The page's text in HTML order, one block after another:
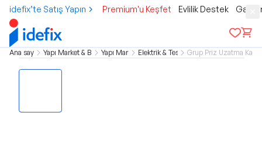
idefix’te Satış Yapın Premium'u Keşfet Evlilik Destek
Ana sayfa Yapı Market & BahçeYapı Market Elektrik & TesisatGrup Priz Uzatma